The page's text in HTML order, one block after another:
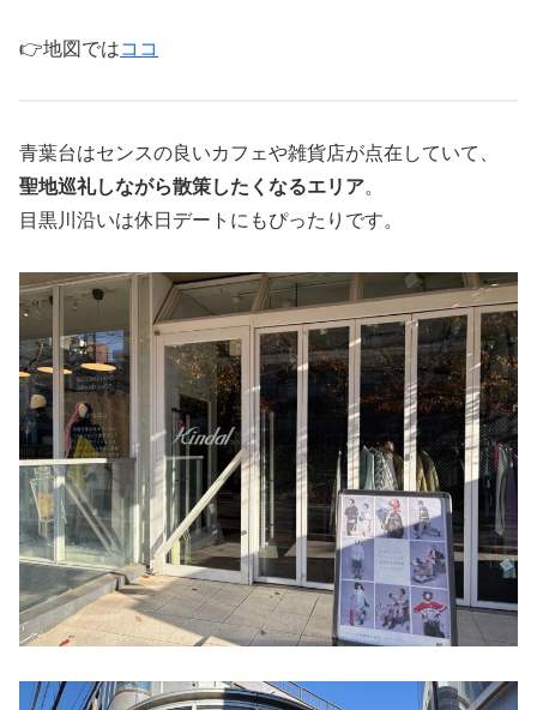
👉地図ではココ
青葉台はセンスの良いカフェや雑貨店が点在していて、
聖地巡礼しながら散策したくなるエリア。
目黒川沿いは休日デートにもぴったりです。